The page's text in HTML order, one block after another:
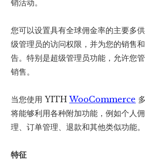
销活动。
您可以设置具有全球佣金率的主要多
级管理员的访问权限，并为您的销售
告。特别是超级管理员功能，允许您
销售。
当您使用 YITHWooCommerce
将能够利用各种附加功能，例如个人
理、订单管理、退款和其他类似功能。
特征